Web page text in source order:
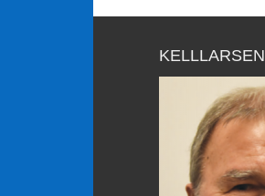
KELLLARSEN